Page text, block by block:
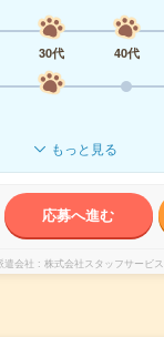
30代 40代
もっと見る
応募へ進む
遣会社 株式会社スタッフサービス